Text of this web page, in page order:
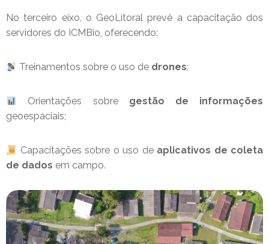
No terceiro eixo, o GeoLitoral prevê a capacitação dos
servidores do ICMBio, oferecendo:
Treinamentos sobre o uso de drones;
Orientações sobre gestão de informações
geoespaciais;
Capacitações sobre o uso de aplicativos de coleta
de dados em campo.